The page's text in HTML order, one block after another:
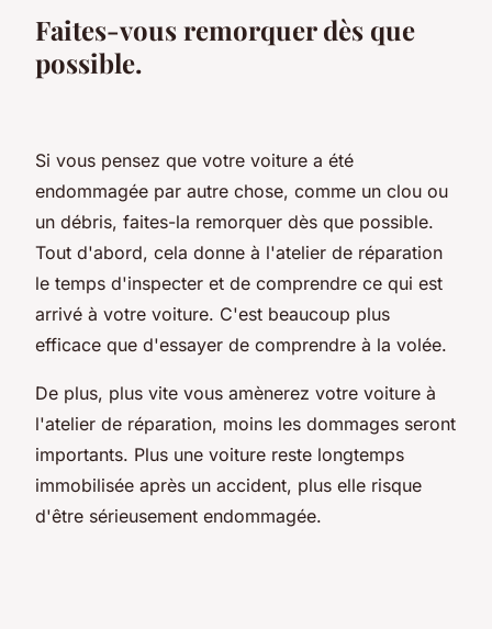
Faites-vous remorquer dès que
possible.
Si vous pensez que votre voiture a été
endommagée par autre chose, comme un clou ou
un débris, faites-la remorquer dès que possible.
Tout d'abord, cela donne à l'atelier de réparation
le temps d'inspecter et de comprendre ce qui est
arrivé à votre voiture. C'est beaucoup plus
efficace que d'essayer de comprendre à la volée.
De plus, plus vite vous amènerez votre voiture à
l'atelier de réparation, moins les dommages seront
importants. Plus une voiture reste longtemps
immobilisée après un accident, plus elle risque
d'être sérieusement endommagée.